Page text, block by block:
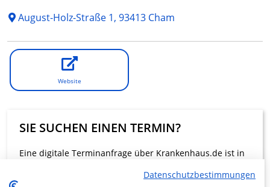
August-Holz-Straße 1, 93413 Cham
Website
SIE SUCHEN EINEN TERMIN?
Eine digitale Terminanfrage über Krankenhaus.de ist in
Datenschutzbestimmungen